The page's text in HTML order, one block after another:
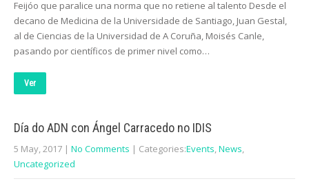
Feijóo que paralice una norma que no retiene al talento Desde el
decano de Medicina de la Universidade de Santiago, Juan Gestal,
al de Ciencias de la Universidad de A Coruña, Moisés Canle,
pasando por científicos de primer nivel como…
Ver
Día do ADN con Ángel Carracedo no IDIS
5 May, 2017 | No Comments | Categories:Events,News,
Uncategorized